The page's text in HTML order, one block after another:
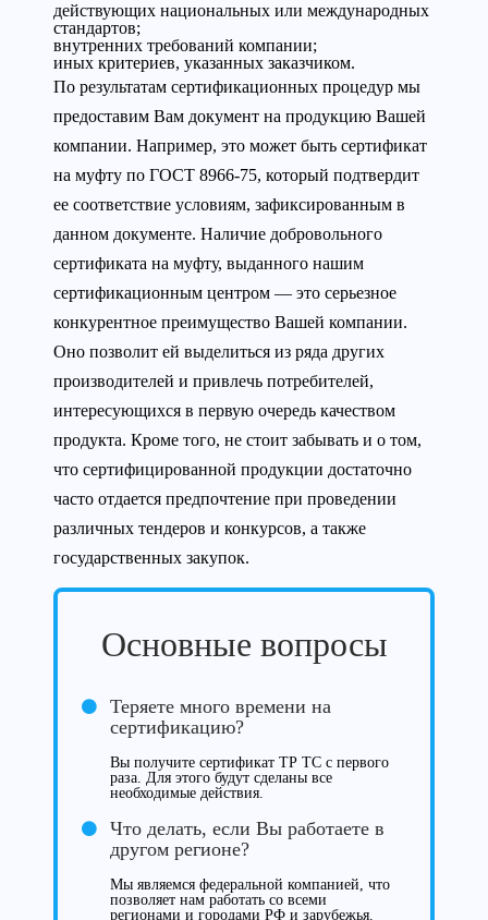
действующих национальных или международных
стандартов;
внутренних требований компании;
иных критериев, указанных заказчиком.
По результатам сертификационных процедур мы
предоставим Вам документ на продукцию Вашей
компании. Например, это может быть сертификат
на муфту по ГОСТ 8966-75, который подтвердит
ее соответствие условиям, зафиксированным в
данном документе. Наличие добровольного
сертификата на муфту, выданного нашим
сертификационным центром — это серьезное
конкурентное преимущество Вашей компании.
Оно позволит ей выделиться из ряда других
производителей и привлечь потребителей,
интересующихся в первую очередь качеством
продукта. Кроме того, не стоит забывать и о том,
что сертифицированной продукции достаточно
часто отдается предпочтение при проведении
различных тендеров и конкурсов, а также
государственных закупок.
Основные вопросы
Теряете много времени на
сертификацию?
Вы получите сертификат ТР ТС с первого
раза. Для этого будут сделаны все
необходимые действия.
Что делать, если Вы работаете в
другом регионе?
Мы являемся федеральной компанией, что
позволяет нам работать со всеми
регионами и городами РФ и зарубежья.